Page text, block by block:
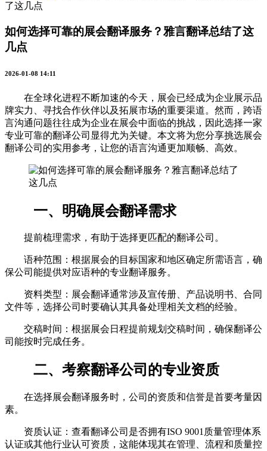
了这几点
如何选择可靠的展会翻译服务？雅言翻译总结了这
几点
2026-01-08 14:11
在全球化进程不断加速的今天，展会已经成为企业展示品
牌实力、寻找合作伙伴以及拓展市场的重要渠道。然而，跨语
言沟通问题往往成为企业在展会中面临的挑战，因此选择一家
专业可靠的翻译公司显得尤为关键。本文将为您分享挑选展会
翻译公司的实用参考，让您的语言沟通更加顺畅、高效。
一、明确展会翻译需求
提前梳理需求，有助于选择更匹配的翻译公司。
语种范围：根据展会的目标国家和地区确定所需语言，确
保公司能提供对应语种的专业翻译服务。
资料类型：展会翻译通常涉及宣传册、产品说明书、合同
文件等，选择公司时要确认其具备处理相关文档的经验。
交稿时间：根据展会日程提前规划交稿时间，确保翻译公
司能按时完成任务。
二、考察翻译公司的专业资质
在选择展会翻译服务时，公司的资质和信誉是首要考量因
素。
资质认证：查看翻译公司是否拥有ISO 9001质量管理体系
认证或其他行业认可资质，这能体现其在管理、流程和质量控